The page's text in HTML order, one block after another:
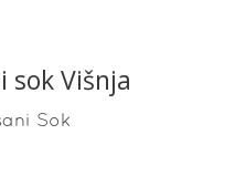
sok Višnja
Sok